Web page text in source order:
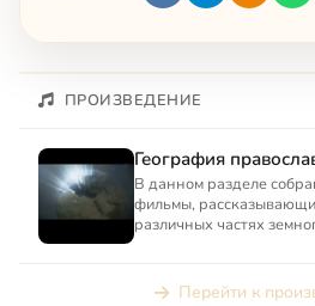
ПРОИЗВЕДЕНИЕ
География
В данном разделе
фильмы,
различных частях
Перейти к